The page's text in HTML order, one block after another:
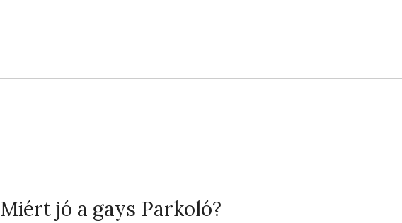
Miért jó a gays Parkoló?